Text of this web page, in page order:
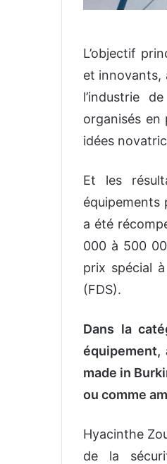
L’objectif
et innovants,
l’industrie
organisés en
idées
Et les
équipements
a été
000 à 500
prix spécial
(FDS).
Dans la
équipement,
made in
ou comme
Hyacinthe
de la